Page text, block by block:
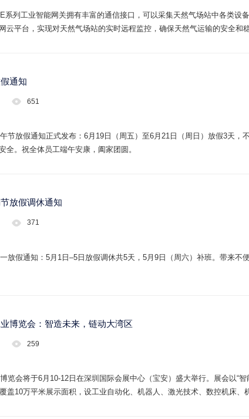
系列工业智能网关拥有丰富的通信接口，可以采集天然气场站中各类设
云平台，实现对天然气场站的实时远程监控，确保天然气运输的安全和稳
通知
651
节放假通知正式发布：6月19日（周五）至6月21日（周日）放假3天，
全。祝全体员工端午安康，阖家团圆。
放假调休通知
371
放假通知：5月1日–5日放假调休共5天，5月9日（周六）补班。带来不
博览会：智造未来，链动大湾区
259
览会将于6月10-12日在深圳国际会展中心（宝安）盛大举行。展会以“
盖10万平米展示面积，设工业自动化、机器人、激光技术、数控机床